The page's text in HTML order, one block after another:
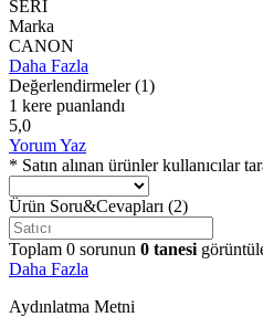
SERİ
Marka
CANON
Daha Fazla
Değerlendirmeler (1)
1 kere puanlandı
5,0
Yorum Yaz
* Satın alınan ürünler kullanıcılar
Ürün Soru&Cevapları (2)
Toplam 0 sorunun 0 tanesi
Daha Fazla
Aydınlatma Metni